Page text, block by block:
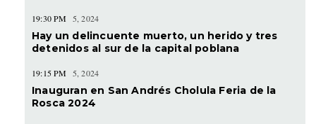
19:30 PM 5, 2024
Hay un delincuente muerto, un herido y tres
detenidos al sur de la capital poblana
19:15 PM 5, 2024
Inauguran en San Andrés Cholula Feria de la
Rosca 2024